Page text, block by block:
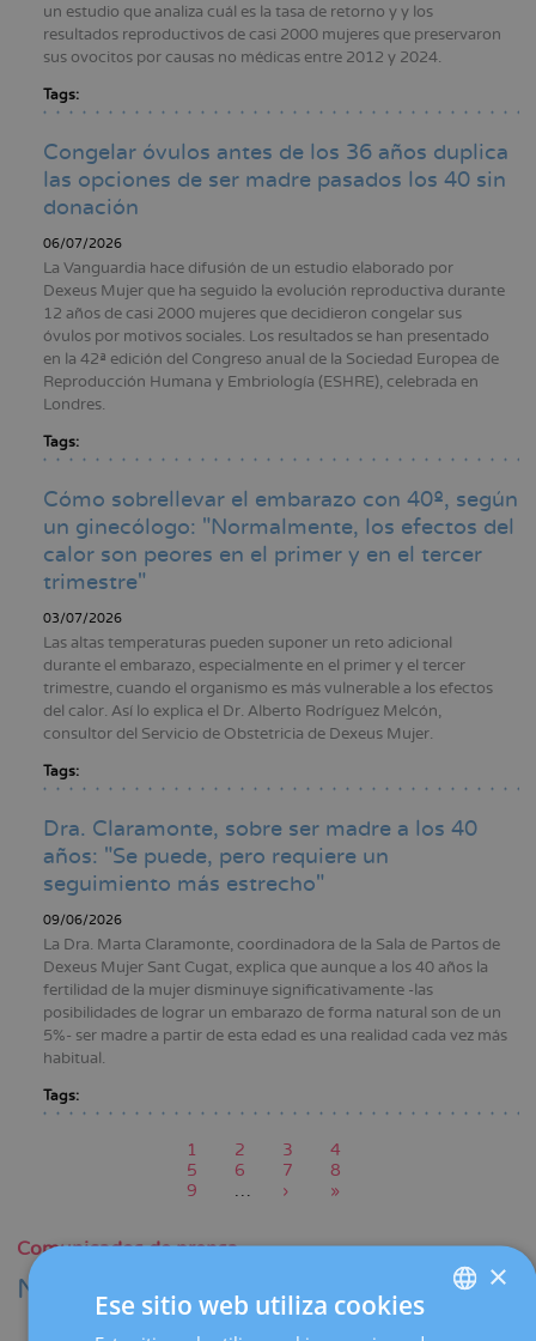
un estudio que analiza cuál es la tasa de retorno y y los
resultados reproductivos de casi 2000 mujeres que preservaron
sus ovocitos por causas no médicas entre 2012 y 2024.
Tags:
Congelar óvulos antes de los 36 años duplica
las opciones de ser madre pasados los 40 sin
donación
06/07/2026
La Vanguardia hace difusión de un estudio elaborado por
Dexeus Mujer que ha seguido la evolución reproductiva durante
12 años de casi 2000 mujeres que decidieron congelar sus
óvulos por motivos sociales. Los resultados se han presentado
en la 42ª edición del Congreso anual de la Sociedad Europea de
Reproducción Humana y Embriología (ESHRE), celebrada en
Londres.
Tags:
Cómo sobrellevar el embarazo con 40º, según
un ginecólogo: "Normalmente, los efectos del
calor son peores en el primer y en el tercer
trimestre"
03/07/2026
Las altas temperaturas pueden suponer un reto adicional
durante el embarazo, especialmente en el primer y el tercer
trimestre, cuando el organismo es más vulnerable a los efectos
del calor. Así lo explica el Dr. Alberto Rodríguez Melcón,
consultor del Servicio de Obstetricia de Dexeus Mujer.
Tags:
Dra. Claramonte, sobre ser madre a los 40
años: "Se puede, pero requiere un
seguimiento más estrecho"
09/06/2026
La Dra. Marta Claramonte, coordinadora de la Sala de Partos de
Dexeus Mujer Sant Cugat, explica que aunque a los 40 años la
fertilidad de la mujer disminuye significativamente -las
posibilidades de lograr un embarazo de forma natural son de un
5%- ser madre a partir de esta edad es una realidad cada vez más
habitual.
Tags:
Página
actual
1 Page
2 Page
3 Page
4
Page
5 Page
6 Page
7 Page
8
Page
9 …
Siguiente
›
Última
»
Comunicados de prensa
Notas de prensa de Dexeus Mujer ×
Ese sitio web utiliza cookies